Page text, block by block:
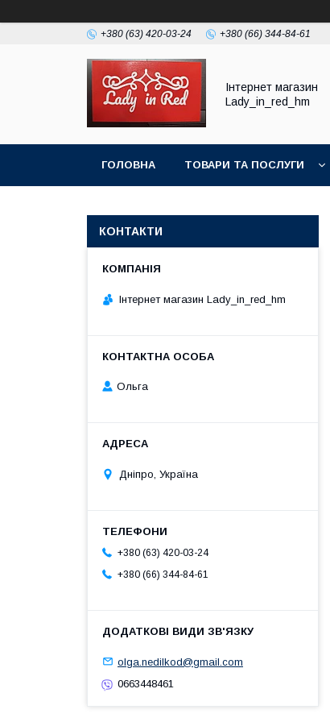
+380 (63) 420-03-24 +380 (66) 344-84-61
Інтернет магазин
Lady_in_red_hm
ГОЛОВНА ТОВАРИ ТА ПОСЛУГИ
КОНТАКТИ
Інтернет магазин Lady_in_red_hm
Ольга
Дніпро, Україна
+380 (63) 420-03-24
+380 (66) 344-84-61
olga.nedilkod@gmail.com
0663448461